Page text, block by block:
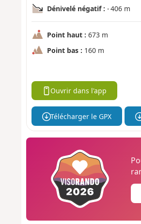
Dénivelé négatif : - 406 m
Point haut : 673 m
Point bas : 160 m
Ouvrir dans l'app
Télécharger le GPX